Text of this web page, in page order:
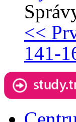
<<
141-